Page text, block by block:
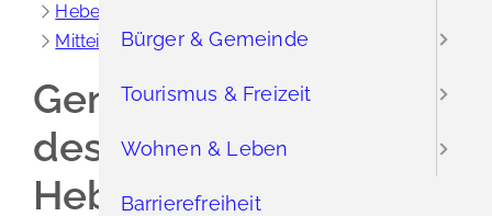
Hebelschule Schliengen
Mitteilungen der Hebelschule
GV Förderverein
Generalversammlung
des Fördervereins der
Hebelschule
Bürger & Gemeinde
Tourismus & Freizeit
Wohnen & Leben
Barrierefreiheit